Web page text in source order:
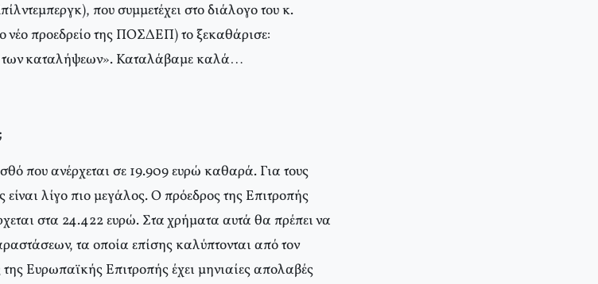
που συμμετέχει στο διάλογο του κ.
νέο προεδρείο της ΠΟΣΔΕΠ) το ξεκαθάρισε:
των καταλήψεων». Καταλάβαμε καλά…
που ανέρχεται σε 19.909 ευρώ καθαρά. Για τους
είναι λίγο πιο μεγάλος. Ο πρόεδρος της Επιτροπής
στα 24.422 ευρώ. Στα χρήματα αυτά θα πρέπει να
τα οποία επίσης καλύπτονται από τον
Ευρωπαϊκής Επιτροπής έχει μηνιαίες απολαβές